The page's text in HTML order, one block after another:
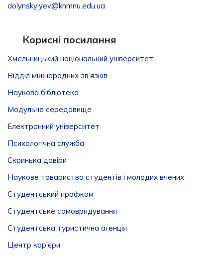
dolynskyiyev@khmnu.edu.ua
Корисні посилання
Хмельницький національний університет
Відділ міжнародних зв’язків
Наукова бібліотека
Модульне середовище
Електронний університет
Психологічна служба
Скринька довіри
Наукове товариство студентів і молодих вчених
Студентський профком
Студентське самоврядування
Студентська туристична агенція
Центр кар’єри